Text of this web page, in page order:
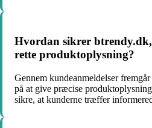
Hvordan sikrer
rette produktoplysning?
Gennem kundeanmeldelser
på at give præcise
sikre, at kunderne træffer